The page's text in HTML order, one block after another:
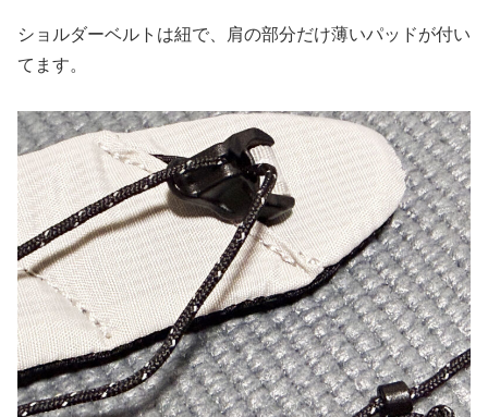
ショルダーベルトは紐で、肩の部分だけ薄いパッドが付い
てます。